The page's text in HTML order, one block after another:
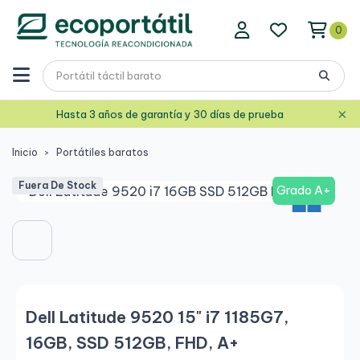
0
Hasta 3 años de garantía y 30 días de prueba ×
Inicio Portátiles baratos
Grado A+
Fuera De Stock
Dell Latitude 9520 15" i7 1185G7,
16GB, SSD 512GB, FHD, A+